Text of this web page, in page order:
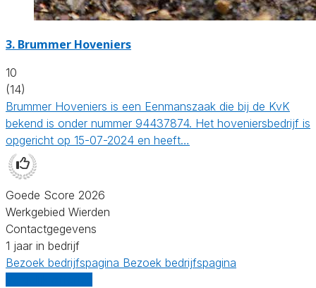
3. Brummer Hoveniers
10
(14)
Brummer Hoveniers is een Eenmanszaak die bij de KvK
bekend is onder nummer 94437874. Het hoveniersbedrijf is
opgericht op 15-07-2024 en heeft…
Goede Score 2026
Werkgebied Wierden
Contactgegevens
1 jaar in bedrijf
Bezoek bedrijfspagina Bezoek bedrijfspagina